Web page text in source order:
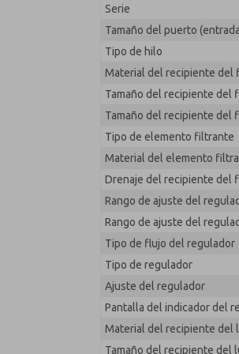
Serie
Tamaño del puerto
Tipo de hilo
Material del recipiente del
Tamaño del recipiente del
Tamaño del recipiente del
Tipo de elemento filtrante
Material del elemento
Drenaje del recipiente del
Rango de ajuste del
Rango de ajuste del
Tipo de flujo del regulador
Tipo de regulador
Ajuste del regulador
Pantalla del indicador del
Material del recipiente del
Tamaño del recipiente del